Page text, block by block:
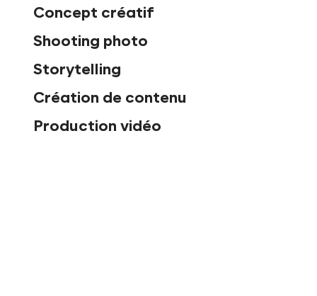
Concept créatif
Shooting photo
Storytelling
Création de contenu
Production vidéo